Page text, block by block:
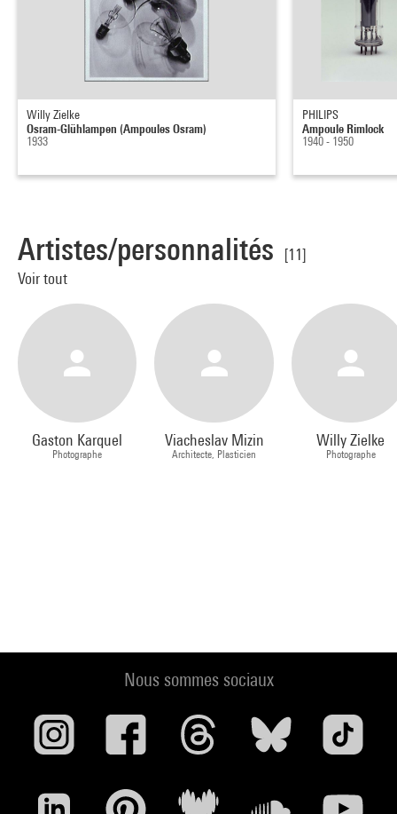
Willy Zielke
Osram-Glühlampen (Ampoules Osram)
1933
PHILIPS
Ampoule Rimlock
1940 - 1950
Artistes/personnalités
[11]
Voir tout
Gaston Karquel
Photographe
Viacheslav Mizin
Architecte, Plasticien
Willy Zielke
Photographe
Nous sommes sociaux